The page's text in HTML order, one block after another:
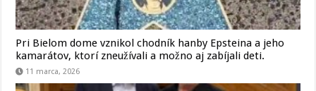
Pri Bielom dome vznikol chodník hanby Epsteina a jeho
kamarátov, ktorí zneužívali a možno aj zabíjali deti.
11 marca, 2026